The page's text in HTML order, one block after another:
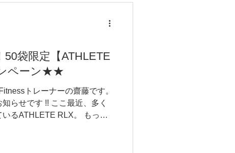
袋限定【ATHLETE
ペーン★★
トレーナーの齋藤です。
らせです !! ここ最近、多く
るATHLETE RLX。 もっと